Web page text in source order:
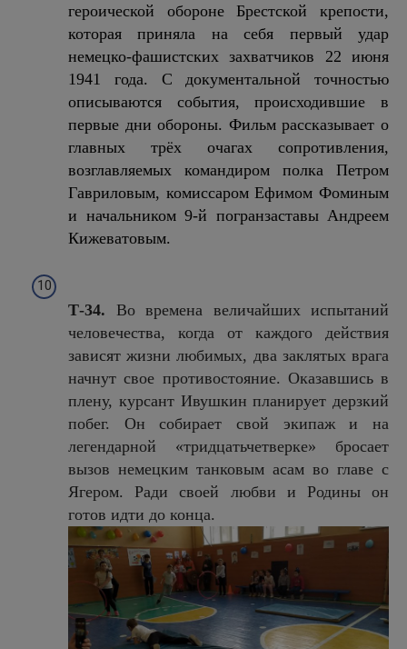
героической обороне Брестской крепости,
которая приняла на себя первый удар
немецко-фашистских захватчиков 22 июня
1941 года. С документальной точностью
описываются события, происходившие в
первые дни обороны. Фильм рассказывает о
главных трёх очагах сопротивления,
возглавляемых командиром полка Петром
Гавриловым, комиссаром Ефимом Фоминым
и начальником 9-й погранзаставы Андреем
Кижеватовым.
Т-34. Во времена величайших испытаний
человечества, когда от каждого действия
зависят жизни любимых, два заклятых врага
начнут свое противостояние. Оказавшись в
плену, курсант Ивушкин планирует дерзкий
побег. Он собирает свой экипаж и на
легендарной «тридцатьчетверке» бросает
вызов немецким танковым асам во главе с
Ягером. Ради своей любви и Родины он
готов идти до конца.